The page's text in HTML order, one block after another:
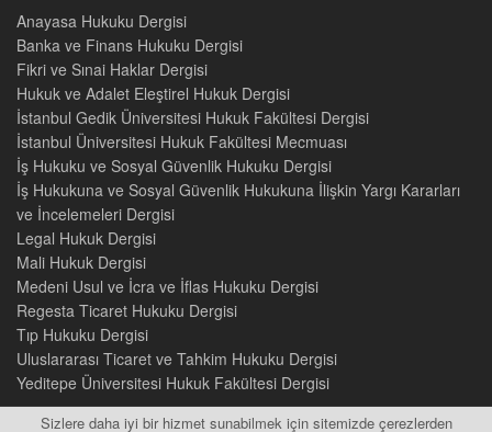
Sizlere daha iyi bir hizmet sunabilmek için sitemizde çerezlerden
Anayasa Hukuku Dergisi
Banka ve Finans Hukuku Dergisi
Fikri ve Sınai Haklar Dergisi
Hukuk ve Adalet Eleştirel Hukuk Dergisi
İstanbul Gedik Üniversitesi Hukuk Fakültesi Dergisi
İstanbul Üniversitesi Hukuk Fakültesi Mecmuası
İş Hukuku ve Sosyal Güvenlik Hukuku Dergisi
İş Hukukuna ve Sosyal Güvenlik Hukukuna İlişkin Yargı Kararları
ve İncelemeleri Dergisi
Legal Hukuk Dergisi
Mali Hukuk Dergisi
Medeni Usul ve İcra ve İflas Hukuku Dergisi
Regesta Ticaret Hukuku Dergisi
Tıp Hukuku Dergisi
Uluslararası Ticaret ve Tahkim Hukuku Dergisi
Yeditepe Üniversitesi Hukuk Fakültesi Dergisi